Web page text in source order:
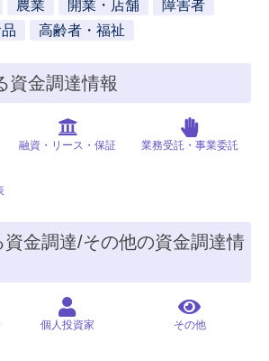
農業 開業・店舗
障害者
高齢者・福祉
資金調達情報
融資・リース・保証 業務受託・事業委託
資金調達/その他の資金調達情
個人投資家 その他